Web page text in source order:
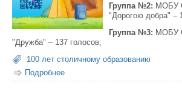
Группа №2: МОБУ
"Дорогою добра" –
Группа №3: МОБУ
"Дружба" – 137 голосов;
100 лет столичному образованию
Подробнее
летний лагерь Якутска — 2026»